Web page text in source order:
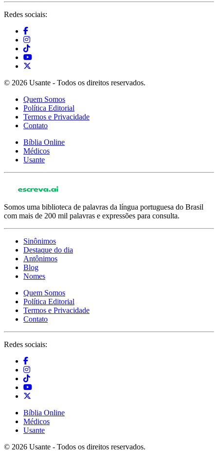
Redes sociais:
© 2026 Usante - Todos os direitos reservados.
Quem Somos
Política Editorial
Termos e Privacidade
Contato
Bíblia Online
Médicos
Usante
Somos uma biblioteca de palavras da língua portuguesa do Brasil
com mais de 200 mil palavras e expressões para consulta.
Sinônimos
Destaque do dia
Antônimos
Blog
Nomes
Quem Somos
Política Editorial
Termos e Privacidade
Contato
Redes sociais:
Bíblia Online
Médicos
Usante
© 2026 Usante - Todos os direitos reservados.